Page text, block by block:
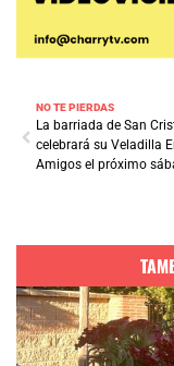
NO TE PIERDAS
La barriada de San
celebrará su Veladilla
Amigos el próximo